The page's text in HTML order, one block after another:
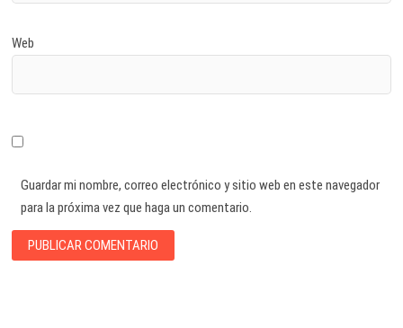
Web
Guardar mi nombre, correo electrónico y sitio web en este navegador
para la próxima vez que haga un comentario.